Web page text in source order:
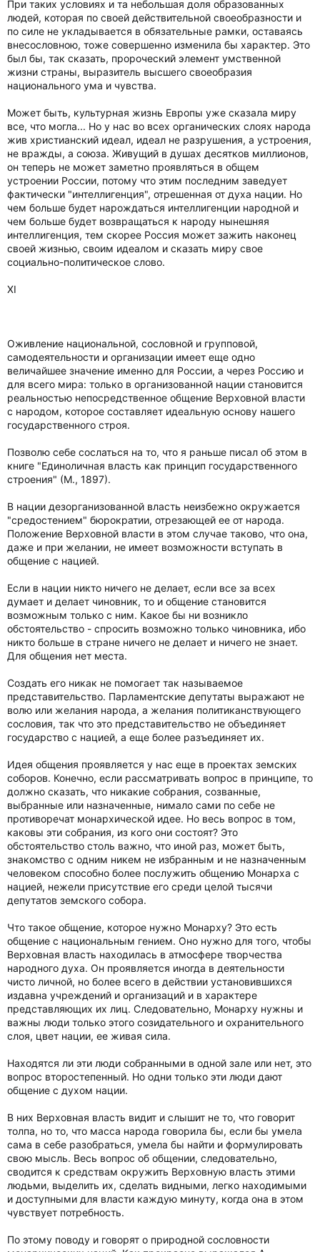
При таких условиях и та небольшая доля образованных
людей, которая по своей действительной своеобразности и
по силе не укладывается в обязательные рамки, оставаясь
внесословною, тоже совершенно изменила бы характер. Это
был бы, так сказать, пророческий элемент умственной
жизни страны, выразитель высшего своеобразия
национального ума и чувства.
Может быть, культурная жизнь Европы уже сказала миру
все, что могла... Но у нас во всех органических слоях народа
жив христианский идеал, идеал не разрушения, а устроения,
не вражды, а союза. Живущий в душах десятков миллионов,
он теперь не может заметно проявляться в общем
устроении России, потому что этим последним заведует
фактически "интеллигенция", отрешенная от духа нации. Но
чем больше будет нарождаться интеллигенции народной и
чем больше будет возвращаться к народу нынешняя
интеллигенция, тем скорее Россия может зажить наконец
своей жизнью, своим идеалом и сказать миру свое
социально-политическое слово.
XI
Оживление национальной, сословной и групповой,
самодеятельности и организации имеет еще одно
величайшее значение именно для России, а через Россию и
для всего мира: только в организованной нации становится
реальностью непосредственное общение Верховной власти
с народом, которое составляет идеальную основу нашего
государственного строя.
Позволю себе сослаться на то, что я раньше писал об этом в
книге "Единоличная власть как принцип государственного
строения" (М., 1897).
В нации дезорганизованной власть неизбежно окружается
"средостением" бюрократии, отрезающей ее от народа.
Положение Верховной власти в этом случае таково, что она,
даже и при желании, не имеет возможности вступать в
общение с нацией.
Если в нации никто ничего не делает, если все за всех
думает и делает чиновник, то и общение становится
возможным только с ним. Какое бы ни возникло
обстоятельство - спросить возможно только чиновника, ибо
никто больше в стране ничего не делает и ничего не знает.
Для общения нет места.
Создать его никак не помогает так называемое
представительство. Парламентские депутаты выражают не
волю или желания народа, а желания политиканствующего
сословия, так что это представительство не объединяет
государство с нацией, а еще более разъединяет их.
Идея общения проявляется у нас еще в проектах земских
соборов. Конечно, если рассматривать вопрос в принципе, то
должно сказать, что никакие собрания, созванные,
выбранные или назначенные, нимало сами по себе не
противоречат монархической идее. Но весь вопрос в том,
каковы эти собрания, из кого они состоят? Это
обстоятельство столь важно, что иной раз, может быть,
знакомство с одним никем не избранным и не назначенным
человеком способно более послужить общению Монарха с
нацией, нежели присутствие его среди целой тысячи
депутатов земского собора.
Что такое общение, которое нужно Монарху? Это есть
общение с национальным гением. Оно нужно для того, чтобы
Верховная власть находилась в атмосфере творчества
народного духа. Он проявляется иногда в деятельности
чисто личной, но более всего в действии установившихся
издавна учреждений и организаций и в характере
представляющих их лиц. Следовательно, Монарху нужны и
важны люди только этого созидательного и охранительного
слоя, цвет нации, ее живая сила.
Находятся ли эти люди собранными в одной зале или нет, это
вопрос второстепенный. Но одни только эти люди дают
общение с духом нации.
В них Верховная власть видит и слышит не то, что говорит
толпа, но то, что масса народа говорила бы, если бы умела
сама в себе разобраться, умела бы найти и формулировать
свою мысль. Весь вопрос об общении, следовательно,
сводится к средствам окружить Верховную власть этими
людьми, выделить их, сделать видными, легко находимыми
и доступными для власти каждую минуту, когда она в этом
чувствует потребность.
По этому поводу и говорят о природной сословности